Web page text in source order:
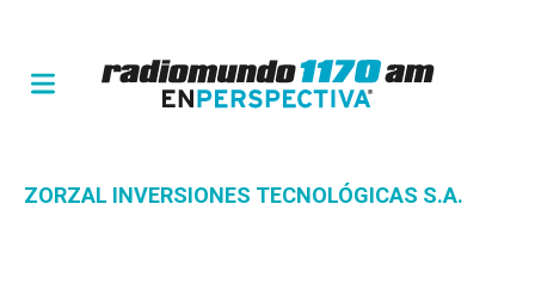
ZORZAL INVERSIONES TECNOLÓGICAS S.A.